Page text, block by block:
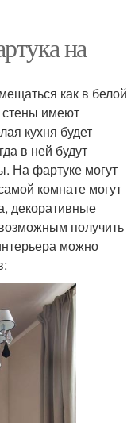
на
как в белой
стены имеют
кухня будет
в ней будут
На фартуке могут
комнате могут
декоративные
получить
можно